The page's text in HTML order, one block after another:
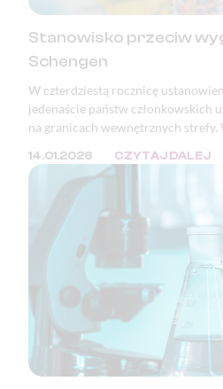
Stanowisko przeciw
Schengen
W czterdziestą rocznicę
jedenaście państw członkowskich
na granicach wewnętrznych strefy.
granicy z Niemcami. Podstawowe wolności Unii Europejskiej,
takie jak prawo obywateli państw
chronione. Zjednoczona Europa
jedno z największych osiągnięć
kontynentu — jest poświęcana dla
14.01.2026 CZYTAJ DALEJ